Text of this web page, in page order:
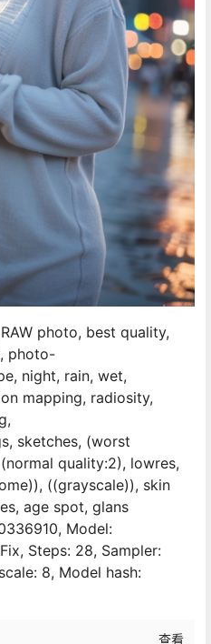
photo, best quality,
photo-
night, rain, wet,
mapping, radiosity,
sketches, (worst
quality:2), lowres,
((grayscale)), skin
age spot, glans
Model:
Steps: 28, Sampler:
8, Model hash:
查看